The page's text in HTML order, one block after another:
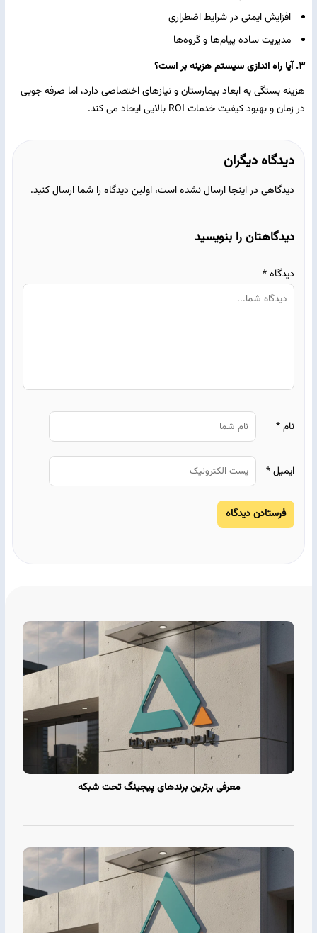
افزایش ایمنی در شرایط اضطراری
مدیریت ساده پیام‌ها و گروه‌ها
3. آیا
راه ‌اندازی سیستم هزینه ‌بر است؟
هزینه بستگی به ابعاد بیمارستان و نیازهای اختصاصی دارد، اما صرفه ‌جویی
در زمان و بهبود کیفیت خدمات ROI بالایی ایجاد می ‌کند.
دیدگاه دیگران
دیدگاهی در اینجا ارسال نشده است، اولین دیدگاه را شما ارسال کنید.
دیدگاهتان را بنویسید
دیدگاه*
نام*
ایمیل*
معرفی برترین برندهای پیجینگ تحت شبکه